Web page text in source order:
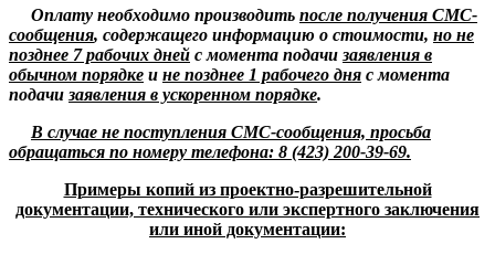
Оплату необходимо производить после получения СМС-
сообщения, содержащего информацию о стоимости, но не
позднее 7 рабочих дней с момента подачи заявления в
обычном порядке и не позднее 1 рабочего дня с момента
подачи заявления в ускоренном порядке.
В случае не поступления СМС-сообщения, просьба
обращаться по номеру телефона: 8 (423) 200-39-69.
Примеры копий из проектно-разрешительной
документации, технического или экспертного заключения
или иной документации: